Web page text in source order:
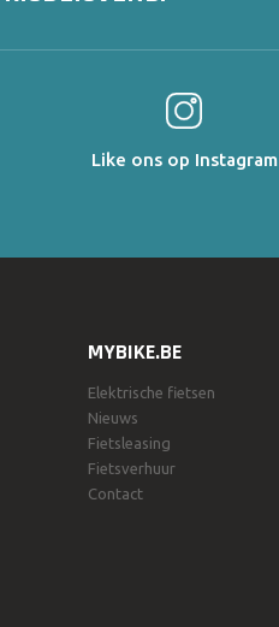
Like ons op Instagram
MYBIKE.BE
Elektrische fietsen
Nieuws
Fietsleasing
Fietsverhuur
Contact